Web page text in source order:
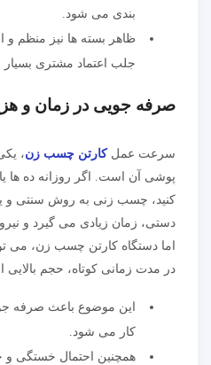
بندی می شود.
ظاهر بسته ها نیز منظم و
جلب اعتماد مشتری
صرفه جویی در زمان و
سرعت عملکارتن چسب زن،
پوشی آن است. اگر روزانه ده ها
کنید، چسب زنی به روش سنتی و
دستی، زمان زیادی می گیرد و
اما دستگاه کارتن چسب زن، می
در مدت زمانی کوتاه، حجم
این موضوع باعث صرفه
کار می شود.
همچنین احتمال خستگی